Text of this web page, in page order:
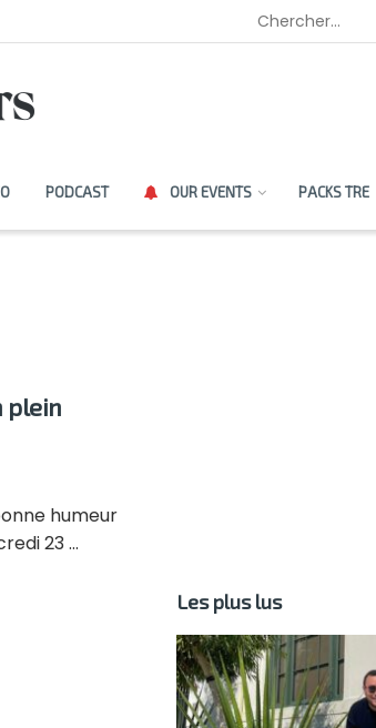
PODCAST OUR EVENTS PACKS TRE
plein
humeur
23 ...
Les plus lus